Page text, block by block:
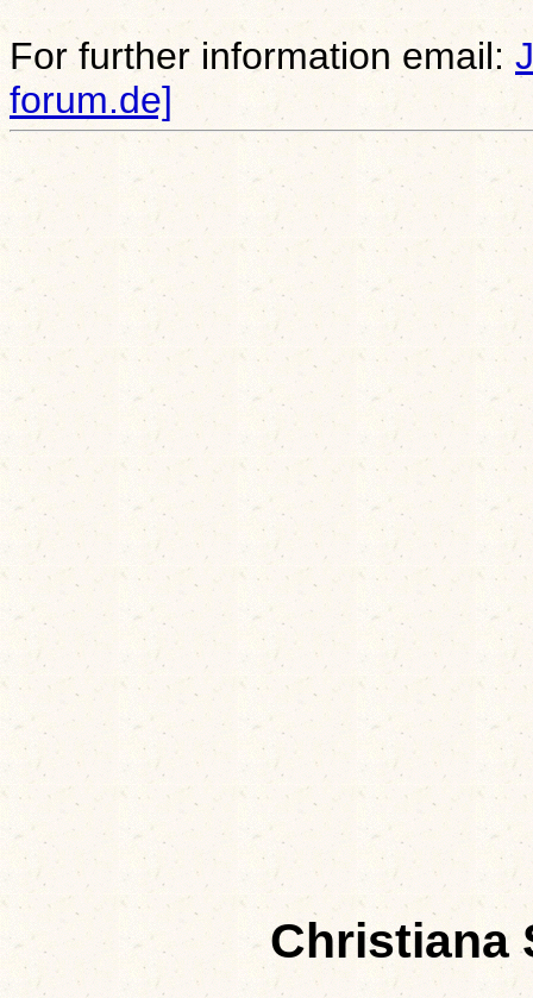
For further information email:
forum.de]
Christiana